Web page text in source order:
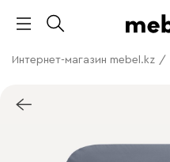
Интернет-магазин mebel.kz /